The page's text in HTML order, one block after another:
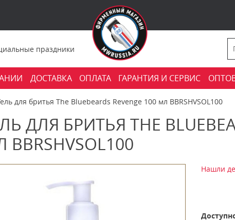
праздники
ДОСТАВКА ОПЛАТА ГАРАНТИЯ И СЕРВИС
для бритья The Bluebeards Revenge 100 мл BBRSHVSOL100
ДЛЯ БРИТЬЯ THE
BBRSHVSOL100
Нашли